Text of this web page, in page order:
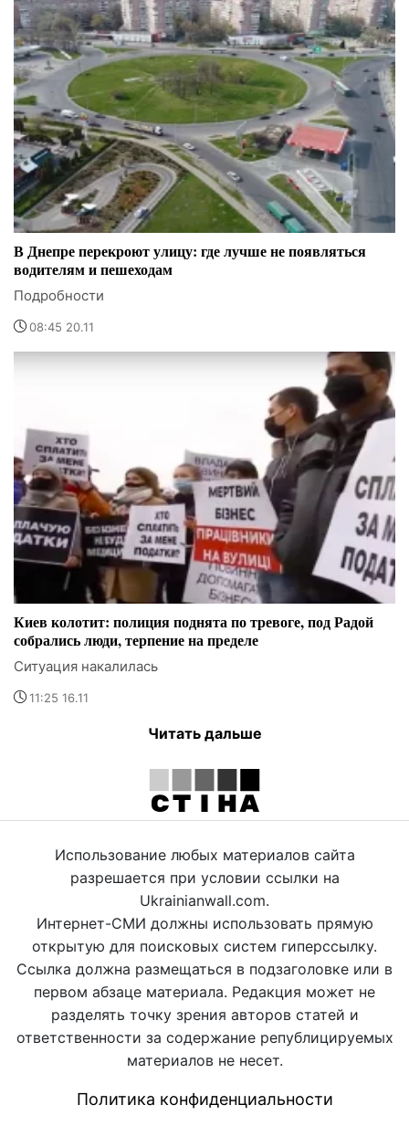
В Днепре перекроют улицу: где лучше не появляться
водителям и пешеходам
Подробности
08:45 20.11
Киев колотит: полиция поднята по тревоге, под Радой
собрались люди, терпение на пределе
Ситуация накалилась
11:25 16.11
Читать дальше
Использование любых материалов сайта
разрешается при условии ссылки на
Ukrainianwall.com.
Интернет-СМИ должны использовать прямую
открытую для поисковых систем гиперссылку.
Ссылка должна размещаться в подзаголовке или в
первом абзаце материала. Редакция может не
разделять точку зрения авторов статей и
ответственности за содержание републицируемых
материалов не несет.
Политика конфиденциальности